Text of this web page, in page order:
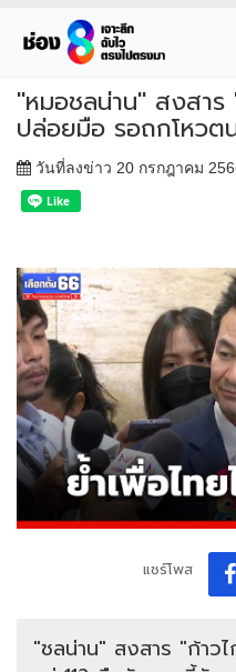
"หมอชลน่าน" สงสาร
ปล่อยมือ รอถกโหวต
วันที่ลงข่าว 20 กรกฎาคม
แชร์โพส
"ชลน่าน" สงสาร "ก้าวไ